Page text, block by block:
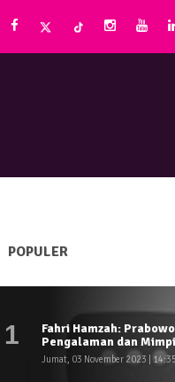
POPULER
1
Fahri Hamzah:
Pengalaman dan
Jumat, 03 November 2023 | 14:35